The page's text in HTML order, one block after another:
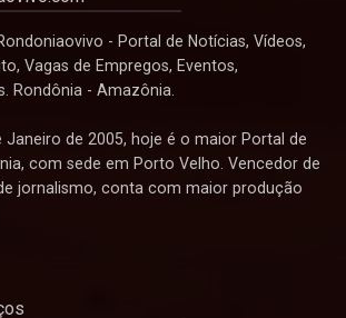
- Portal de Notícias, Vídeos,
Vagas de Empregos, Eventos,
Rondônia - Amazônia.
Janeiro de 2005, hoje é o maior Portal de
com sede em Porto Velho. Vencedor de
jornalismo, conta com maior produção